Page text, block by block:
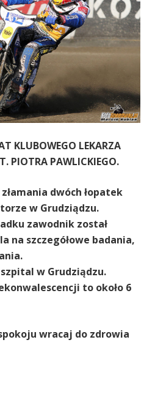
KLUBOWEGO LEKARZA
PIOTRA PAWLICKIEGO.
dwóch łopatek
w Grudziądzu.
zawodnik został
na szczegółowe badania,
w Grudziądzu.
to około 6
wracaj do zdrowia